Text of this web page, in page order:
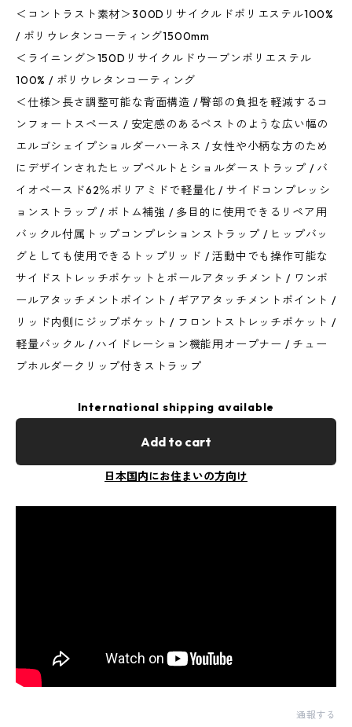
＜コントラスト素材＞300Dリサイクルドポリエステル100%
/ ポリウレタンコーティング1500mm
＜ライニング＞150Dリサイクルドウーブンポリエステル
100% / ポリウレタンコーティング
＜仕様＞長さ調整可能な背面構造 / 臀部の負担を軽減するコ
ンフォートスペース / 安定感のあるベストのような広い幅の
エルゴシェイプショルダーハーネス / 女性や小柄な方のため
にデザインされたヒップベルトとショルダーストラップ / バ
イオベースド62％ポリアミドで軽量化 / サイドコンプレッシ
ョンストラップ / ボトム補強 / 多目的に使用できるリペア用
バックル付属トップコンプレションストラップ / ヒップバッ
グとしても使用できるトップリッド / 活動中でも操作可能な
サイドストレッチポケットとポールアタッチメント / ワンポ
ールアタッチメントポイント / ギアアタッチメントポイント /
リッド内側にジップポケット / フロントストレッチポケット /
軽量バックル / ハイドレーション機能用オープナー / チュー
ブホルダークリップ付きストラップ
International shipping available
Add to cart
日本国内にお住まいの方向け
通報する